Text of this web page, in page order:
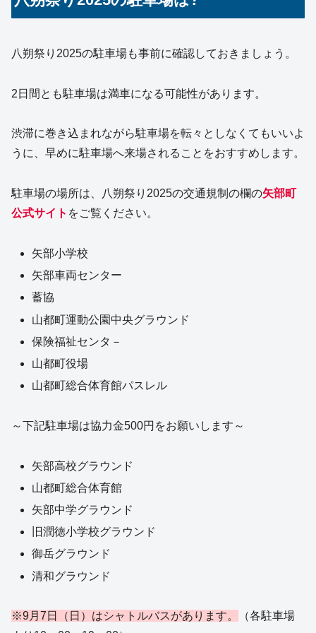
八朔祭り2025の駐車場も事前に確認しておきましょう。
2日間とも駐車場は満車になる可能性があります。
渋滞に巻き込まれながら駐車場を転々としなくてもいいよ
うに、早めに駐車場へ来場されることをおすすめします。
駐車場の場所は、八朔祭り2025の交通規制の欄の矢部町
公式サイト をご覧ください。
矢部小学校
矢部車両センター
蓄協
山都町運動公園中央グラウンド
保険福祉センタ－
山都町役場
山都町総合体育館パスレル
～下記駐車場は協力金500円をお願いします～
矢部高校グラウンド
山都町総合体育館
矢部中学グラウンド
旧潤徳小学校グラウンド
御岳グラウンド
清和グラウンド
※9月7日（日）はシャトルバスがあります。
（各駐車場